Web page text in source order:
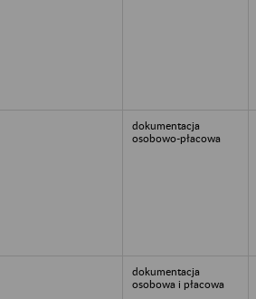
dokumentacja
osobowo-płacowa
dokumentacja
osobowa i płacowa